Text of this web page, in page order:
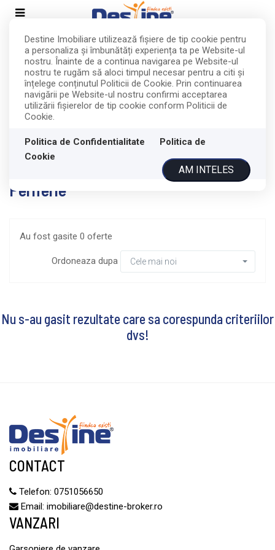
Destine Imobiliare utilizează fişiere de tip cookie pentru
a personaliza și îmbunătăți experiența ta pe Website-ul
nostru. Înainte de a continua navigarea pe Website-ul
nostru te rugăm să aloci timpul necesar pentru a citi și
înțelege conținutul Politicii de Cookie. Prin continuarea
navigării pe Website-ul nostru confirmi acceptarea
utilizării fişierelor de tip cookie conform Politicii de
Cookie.
Politica de Confidentialitate
Politica de
Cookie
AM INTELES
Filtreaza
Terenuri de vanzare in Pascani
Periferie
Au fost gasite 0 oferte
Ordoneaza dupa Cele mai noi
Nu s-au gasit rezultate care sa corespunda criteriilor
dvs!
CONTACT
Telefon: 0751056650
Email: imobiliare@destine-broker.ro
VANZARI